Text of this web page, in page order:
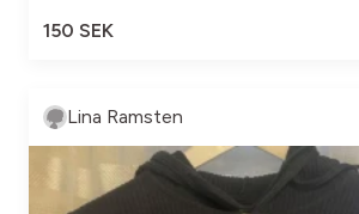
150 SEK
Lina Ramsten